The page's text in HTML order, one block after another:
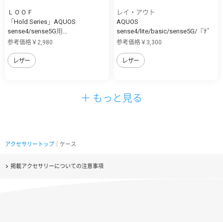
ＬＯＯＦ
「Hold Series」AQUOS
sense4/sense5G用...
参考価格￥2,980
レザー
レイ・アウト
AQUOS
sense4/lite/basic/sense5G/『ﾃﾞ
ｨ...
参考価格￥3,300
レザー
＋ もっと見る
アクセサリートップ ｜ケース
掲載アクセサリーについての注意事項